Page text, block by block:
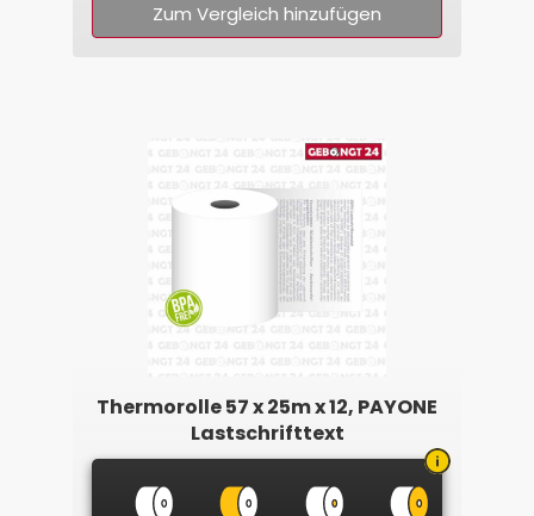
Zum Vergleich hinzufügen
Thermorolle 57 x 25m x 12, PAYONE
Lastschrifttext